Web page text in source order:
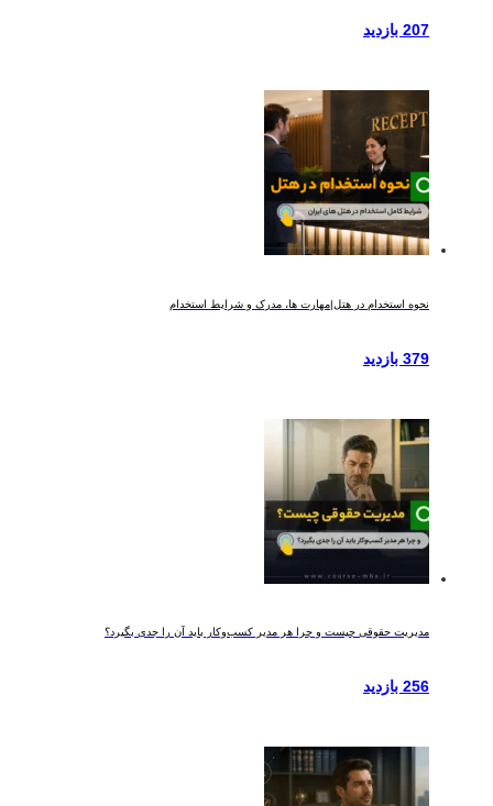
207 بازدید
نحوه استخدام در هتل|مهارت ها، مدرک و شرایط استخدام
379 بازدید
مدیریت حقوقی چیست و چرا هر مدیر کسب‌وکار باید آن را جدی بگیرد؟
256 بازدید